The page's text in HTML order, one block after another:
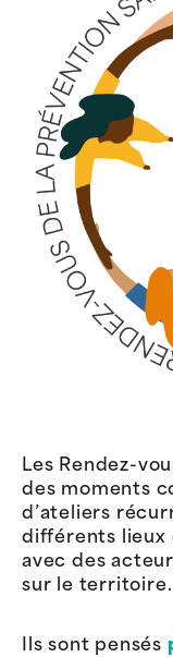
Les Rendez-
des moments
d’ateliers
différents lieux
avec des
sur le territoire.
Ils sont pensés